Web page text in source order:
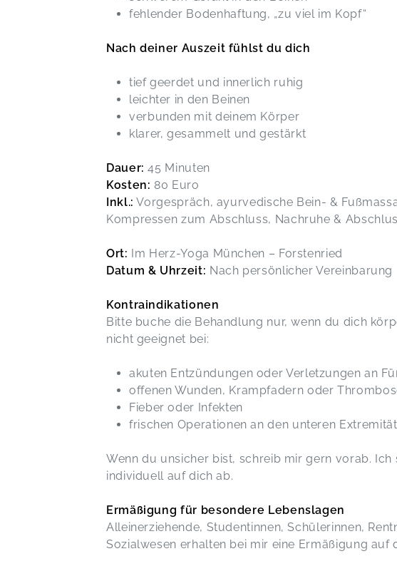
fehlender Bodenhaftung, „zu viel im Kopf“
Nach deiner Auszeit fühlst du dich
tief geerdet und innerlich ruhig
leichter in den Beinen
verbunden mit deinem Körper
klarer, gesammelt und gestärkt
Dauer: 45 Minuten
Kosten: 80 Euro
Inkl.: Vorgespräch, ayurvedische Bein- &
Kompressen zum Abschluss, Nachruhe &
Ort: Im Herz-Yoga München – Forstenried
Datum & Uhrzeit: Nach persönlicher Vereinbarung
Kontraindikationen
Bitte buche die Behandlung nur, wenn du dich
nicht geeignet bei:
akuten Entzündungen oder Verletzungen an
offenen Wunden, Krampfadern oder
Fieber oder Infekten
frischen Operationen an den unteren
Wenn du unsicher bist, schreib mir gern vorab.
individuell auf dich ab.
Ermäßigung für besondere Lebenslagen
Alleinerziehende, Studentinnen, Schülerinnen,
Sozialwesen erhalten bei mir eine Ermäßigung auf